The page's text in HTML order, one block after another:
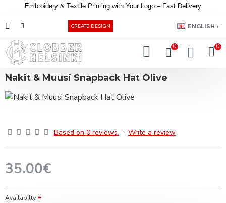
Embroidery & Textile Printing with Your Logo – Fast Delivery
CREATE DESIGN ENGLISH
0 0
Nakit & Muusi Snapback Hat Olive
Based on 0 reviews. - Write a review
35.00€
Availabilty